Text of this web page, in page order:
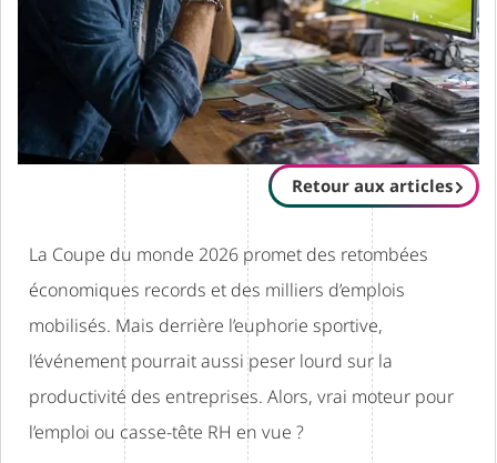
La Coupe du monde 2026 promet des retombées
économiques records et des milliers d’emplois
mobilisés. Mais derrière l’euphorie sportive,
l’événement pourrait aussi peser lourd sur la
productivité des entreprises. Alors, vrai moteur pour
l’emploi ou casse-tête RH en vue ?
Retour aux articles